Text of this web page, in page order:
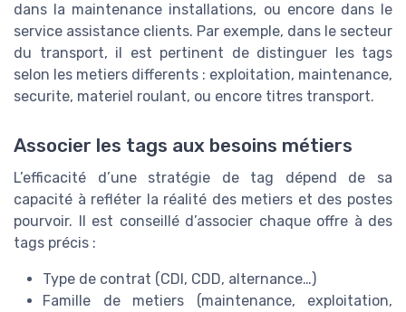
dans la maintenance installations, ou encore dans le
service assistance clients. Par exemple, dans le secteur
du transport, il est pertinent de distinguer les tags
selon les metiers differents : exploitation, maintenance,
securite, materiel roulant, ou encore titres transport.
Associer les tags aux besoins métiers
L’efficacité d’une stratégie de tag dépend de sa
capacité à refléter la réalité des metiers et des postes
pourvoir. Il est conseillé d’associer chaque offre à des
tags précis :
Type de contrat (CDI, CDD, alternance…)
Famille de metiers (maintenance, exploitation,